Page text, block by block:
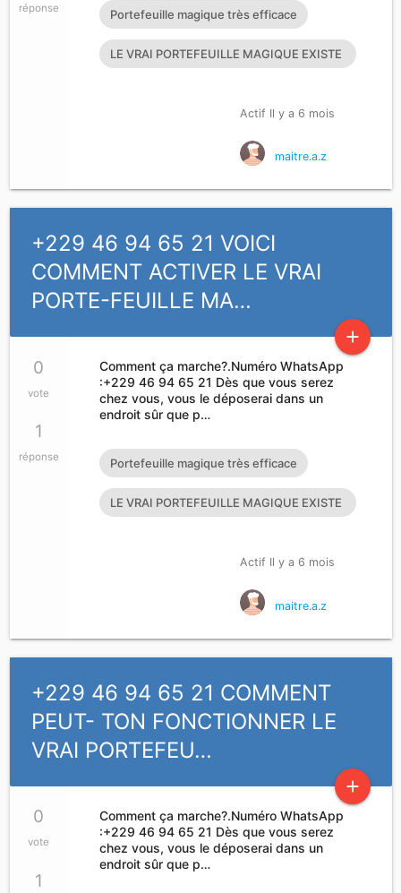
réponse Portefeuille magique très efficace
LE VRAI PORTEFEUILLE MAGIQUE EXISTE
Actif Il y a 6 mois
maitre.a.z
+229 46 94 65 21 VOICI
COMMENT ACTIVER LE VRAI
PORTE-FEUILLE MA…
add
0
vote
1
réponse
Comment ça marche?.Numéro WhatsApp
:+229 46 94 65 21 Dès que vous serez
chez vous, vous le déposerai dans un
endroit sûr que p…
Portefeuille magique très efficace
LE VRAI PORTEFEUILLE MAGIQUE EXISTE
Actif Il y a 6 mois
maitre.a.z
+229 46 94 65 21 COMMENT
PEUT- TON FONCTIONNER LE
VRAI PORTEFEU…
add
0
vote
1
Comment ça marche?.Numéro WhatsApp
:+229 46 94 65 21 Dès que vous serez
chez vous, vous le déposerai dans un
endroit sûr que p…